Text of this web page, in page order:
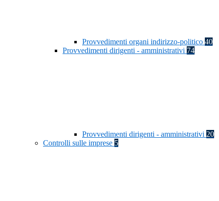
Provvedimenti organi indirizzo-politico 40
Provvedimenti dirigenti - amministrativi 74
Provvedimenti dirigenti - amministrativi 20
Controlli sulle imprese 5